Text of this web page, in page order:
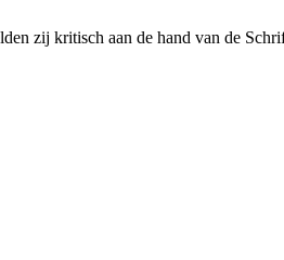
zij kritisch aan de hand van de